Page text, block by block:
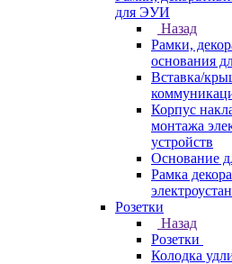
для ЭУИ
Назад
Рамки,
основания
Вставка/
Корпус
монтажа
устройств
Основание
Рамка
Розетки
Назад
Розетки
Колодка